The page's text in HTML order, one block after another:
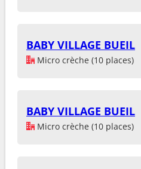
BABY VILLAGE BUEIL
Micro crèche (10 places)
BABY VILLAGE BUEIL
Micro crèche (10 places)